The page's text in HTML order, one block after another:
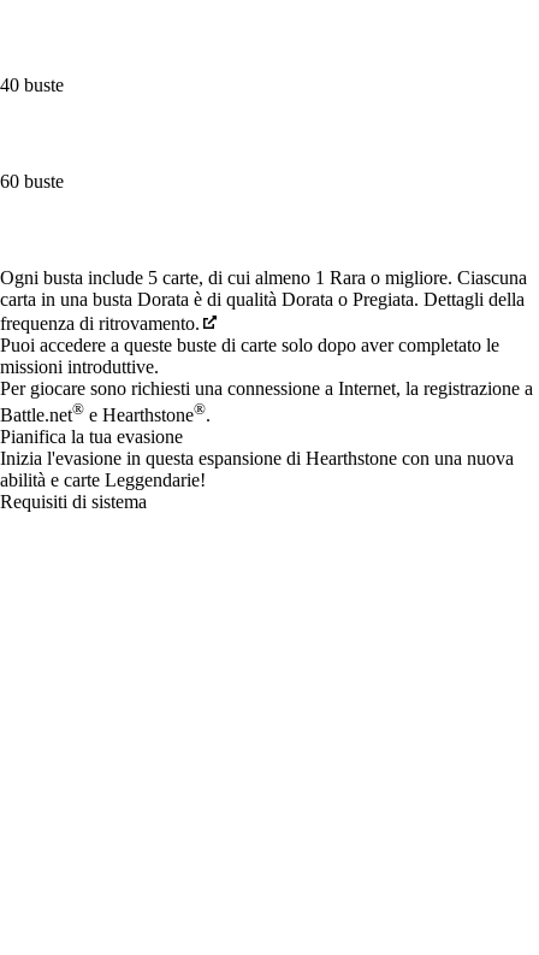
40 buste
60 buste
Available actions
Ogni busta include 5 carte, di cui almeno 1 Rara o migliore. Ciascuna
carta in una busta Dorata è di qualità Dorata o Pregiata. Dettagli della
frequenza di ritrovamento.
Puoi accedere a queste buste di carte solo dopo aver completato le
missioni introduttive.
Per giocare sono richiesti una connessione a Internet, la registrazione a
Battle.net® e Hearthstone®.
Pianifica la tua evasione
Inizia l'evasione in questa espansione di Hearthstone con una nuova
abilità e carte Leggendarie!
Requisiti di sistema